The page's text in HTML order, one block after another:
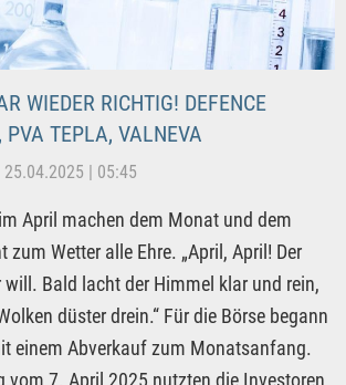
WIEDER RICHTIG! DEFENCE
PVA TEPLA, VALNEVA
| 05:45
April machen dem Monat und dem
zum Wetter alle Ehre. „April, April! Der
Bald lacht der Himmel klar und rein,
düster drein.“ Für die Börse begann
einem Abverkauf zum Monatsanfang.
vom 7. April 2025 nutzten die Investoren